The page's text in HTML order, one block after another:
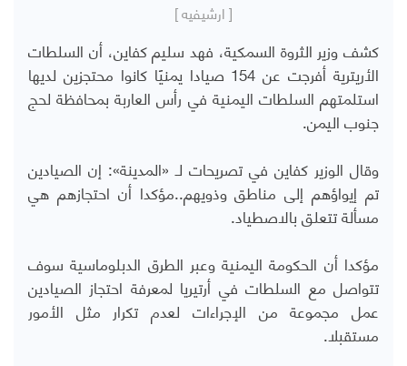
[ ارشيفيه ]
كشف وزير الثروة السمكية، فهد سليم كفاين، أن السلطات
الأريترية أفرجت عن 154 صيادا يمنيًا كانوا محتجزين لديها
استلمتهم السلطات اليمنية في رأس العاربة بمحافظة لحج
جنوب اليمن.
وقال الوزير كفاين في تصريحات لـ «المدينة»: إن الصيادين
تم إيواؤهم إلى مناطق وذويهم..مؤكدا أن احتجازهم هي
مسألة تتعلق بالاصطياد.
مؤكدا أن الحكومة اليمنية وعبر الطرق الدبلوماسية سوف
تتواصل مع السلطات في أرتيريا لمعرفة احتجاز الصيادين
عمل مجموعة من الإجراءات لعدم تكرار مثل الأمور
مستقبلا.